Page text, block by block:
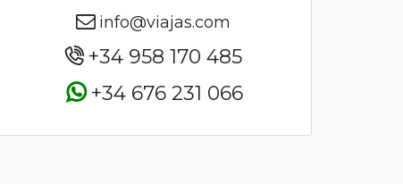
info@viajas.com
+34 958 170 485
+34 676 231 066